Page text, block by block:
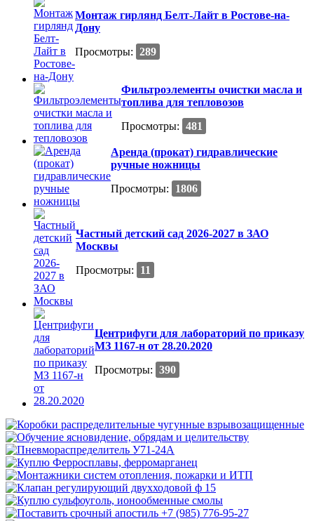
Монтаж гирлянд Белт-Лайт в Ростове-на-
Дону
Просмотры: 289
Фильтроэлементы очистки масла и
топлива для тепловозов
Просмотры: 481
Аренда (прокат) гидравлические
ручные ножницы
Просмотры:
1806
Частный детский сад 2026-2027 в ЗАО
Москвы
Просмотры:
11
Центрифуги для лабораторий по приказу
МЗ 1167-н от 28.20.2020
Просмотры: 390